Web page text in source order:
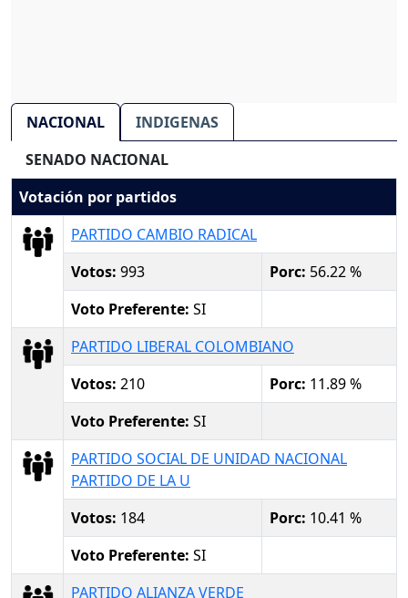
NACIONAL
INDIGENAS
SENADO NACIONAL
Votación por partidos
PARTIDO CAMBIO RADICAL
Votos: 993 Porc: 56.22 %
Voto Preferente: SI
PARTIDO LIBERAL COLOMBIANO
Votos: 210 Porc: 11.89 %
Voto Preferente: SI
PARTIDO SOCIAL DE UNIDAD NACIONAL
PARTIDO DE LA U
Votos: 184 Porc: 10.41 %
Voto Preferente: SI
PARTIDO ALIANZA VERDE